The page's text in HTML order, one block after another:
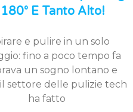
E Tanto Alto!
e pulire in un solo
fino a poco tempo fa
un sogno lontano e
settore delle pulizie tech
ha fatto